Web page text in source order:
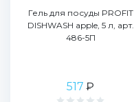
Гель для посуды PROFIT
DISHWASH apple, 5 л, арт.
486-5П
517 ₽